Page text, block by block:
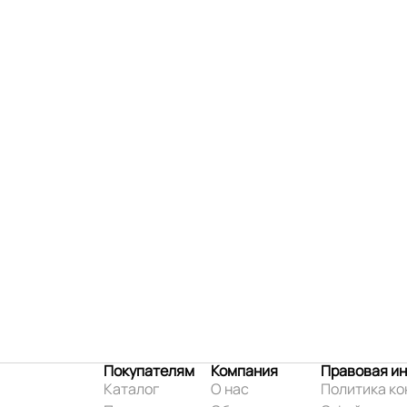
Покупателям
Каталог
Компания
О нас
Правовая
Политика